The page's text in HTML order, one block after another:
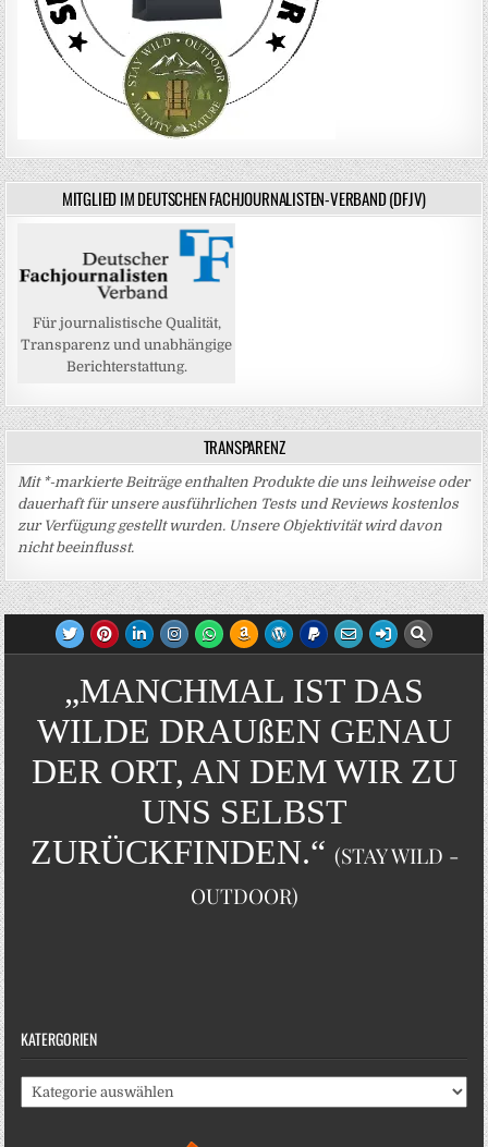
MITGLIED IM DEUTSCHEN FACHJOURNALISTEN-VERBAND (DFJV)
Für journalistische Qualität,
Transparenz und unabhängige
Berichterstattung.
TRANSPARENZ
Mit *-markierte Beiträge enthalten Produkte die uns leihweise oder
dauerhaft für unsere ausführlichen Tests und Reviews kostenlos
zur Verfügung gestellt wurden. Unsere Objektivität wird davon
nicht beeinflusst.
„MANCHMAL IST DAS
WILDE DRAUßEN GENAU
DER ORT, AN DEM WIR ZU
UNS SELBST
ZURÜCKFINDEN.“ (STAY WILD -
OUTDOOR)
KATERGORIEN
Katergorien